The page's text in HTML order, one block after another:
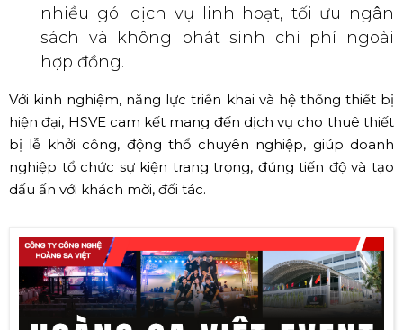
nhiều gói dịch vụ linh hoạt, tối ưu ngân
sách và không phát sinh chi phí ngoài
hợp đồng.
Với kinh nghiệm, năng lực triển khai và hệ thống thiết bị
hiện đại, HSVE cam kết mang đến dịch vụ cho thuê thiết
bị lễ khởi công, động thổ chuyên nghiệp, giúp doanh
nghiệp tổ chức sự kiện trang trọng, đúng tiến độ và tạo
dấu ấn với khách mời, đối tác.